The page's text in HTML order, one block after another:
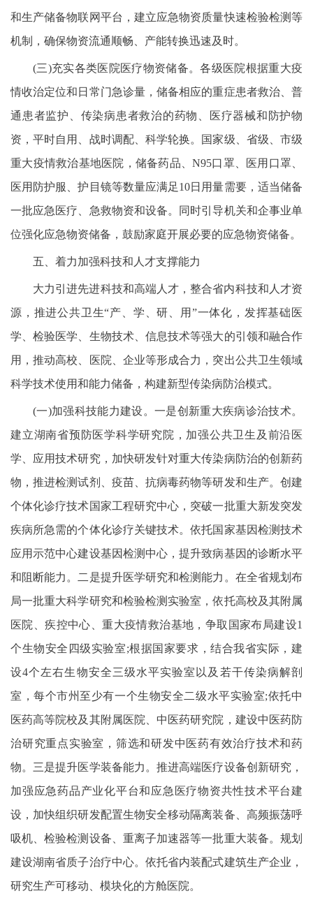
和生产储备物联网平台，建立应急物资质量快速检验检测等
机制，确保物资流通顺畅、产能转换迅速及时。
(三)充实各类医院医疗物资储备。各级医院根据重大疫
情收治定位和日常门急诊量，储备相应的重症患者救治、普
通患者监护、传染病患者救治的药物、医疗器械和防护物
资，平时自用、战时调配、科学轮换。国家级、省级、市级
重大疫情救治基地医院，储备药品、N95口罩、医用口罩、
医用防护服、护目镜等数量应满足10日用量需要，适当储备
一批应急医疗、急救物资和设备。同时引导机关和企事业单
位强化应急物资储备，鼓励家庭开展必要的应急物资储备。
五、着力加强科技和人才支撑能力
大力引进先进科技和高端人才，整合省内科技和人才资
源，推进公共卫生“产、学、研、用”一体化，发挥基础医
学、检验医学、生物技术、信息技术等强大的引领和融合作
用，推动高校、医院、企业等形成合力，突出公共卫生领域
科学技术使用和能力储备，构建新型传染病防治模式。
(一)加强科技能力建设。一是创新重大疾病诊治技术。
建立湖南省预防医学科学研究院，加强公共卫生及前沿医
学、应用技术研究，加快研发针对重大传染病防治的创新药
物，推进检测试剂、疫苗、抗病毒药物等研发和生产。创建
个体化诊疗技术国家工程研究中心，突破一批重大新发突发
疾病所急需的个体化诊疗关键技术。依托国家基因检测技术
应用示范中心建设基因检测中心，提升致病基因的诊断水平
和阻断能力。二是提升医学研究和检测能力。在全省规划布
局一批重大科学研究和检验检测实验室，依托高校及其附属
医院、疾控中心、重大疫情救治基地，争取国家布局建设1
个生物安全四级实验室;根据国家要求，结合我省实际，建
设4个左右生物安全三级水平实验室以及若干传染病解剖
室，每个市州至少有一个生物安全二级水平实验室;依托中
医药高等院校及其附属医院、中医药研究院，建设中医药防
治研究重点实验室，筛选和研发中医药有效治疗技术和药
物。三是提升医学装备能力。推进高端医疗设备创新研究，
加强应急药品产业化平台和应急医疗物资共性技术平台建
设，加快组织研发配置生物安全移动隔离装备、高频振荡呼
吸机、检验检测设备、重离子加速器等一批重大装备。规划
建设湖南省质子治疗中心。依托省内装配式建筑生产企业，
研究生产可移动、模块化的方舱医院。